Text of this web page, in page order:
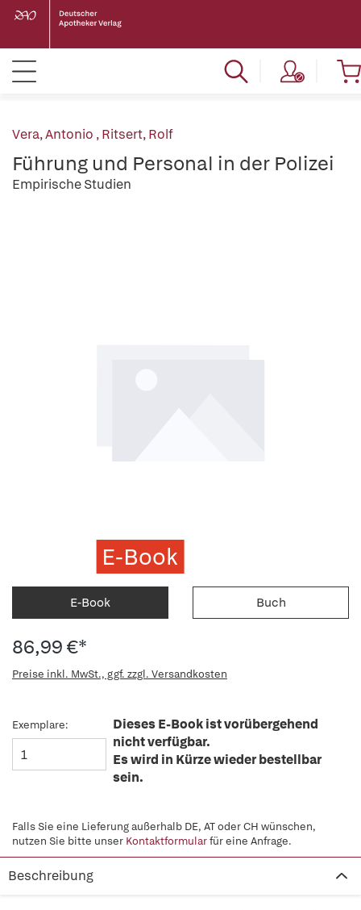
Vera, Antonio ,Ritsert, Rolf
Führung und Personal in der Polizei
Empirische Studien
E-Book
E-Book Buch
86,99 €*
Preise inkl. MwSt., ggf. zzgl. Versandkosten
Exemplare:
Dieses E-Book ist vorübergehend
nicht verfügbar.
Es wird in Kürze wieder bestellbar
sein.
Falls Sie eine Lieferung außerhalb DE, AT oder CH wünschen,
nutzen Sie bitte unser Kontaktformularfür eine Anfrage.
Beschreibung